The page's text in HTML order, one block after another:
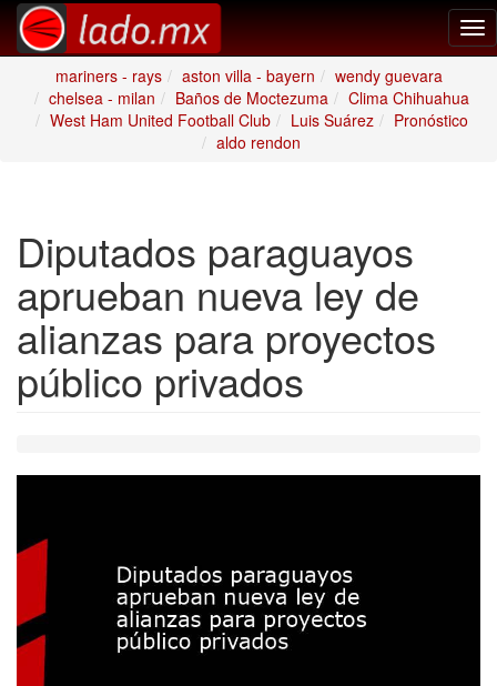
mariners - rays
aston villa - bayern
wendy guevara
chelsea - milan
Baños de Moctezuma
Clima Chihuahua
West Ham United Football Club
Luis Suárez
Pronóstico
aldo rendon
Diputados paraguayos
aprueban nueva ley de
alianzas para proyectos
público privados